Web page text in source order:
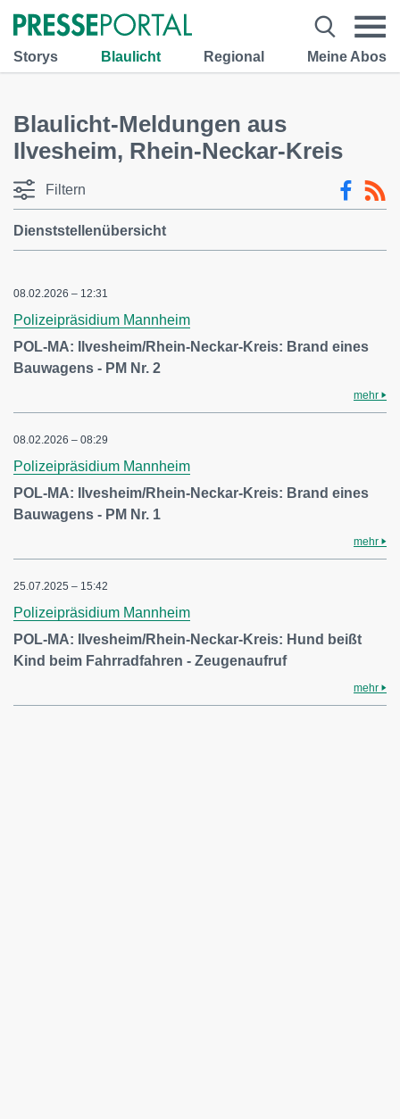
Storys Blaulicht Regional Meine Abos
Blaulicht-Meldungen aus
Ilvesheim, Rhein-Neckar-Kreis
Filtern
Dienststellenübersicht
08.02.2026 – 12:31
Polizeipräsidium Mannheim
POL-MA: Ilvesheim/Rhein-Neckar-Kreis: Brand eines
Bauwagens - PM Nr. 2
mehr
08.02.2026 – 08:29
Polizeipräsidium Mannheim
POL-MA: Ilvesheim/Rhein-Neckar-Kreis: Brand eines
Bauwagens - PM Nr. 1
mehr
25.07.2025 – 15:42
Polizeipräsidium Mannheim
POL-MA: Ilvesheim/Rhein-Neckar-Kreis: Hund beißt
Kind beim Fahrradfahren - Zeugenaufruf
mehr